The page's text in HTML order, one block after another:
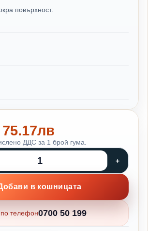
повърхност:
ДДС за 1 брой гума.
в кошницата
телефон0700 50 199